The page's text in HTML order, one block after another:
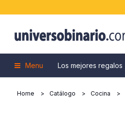
Menu Los mejores regalos
Home Catálogo Cocina